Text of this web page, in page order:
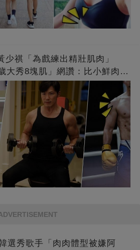
少祺「為戲練出精壯肌肉」
大秀8塊肌」網讚：比小鮮肉猛
選秀歌手「肉肉體型被嫌阿